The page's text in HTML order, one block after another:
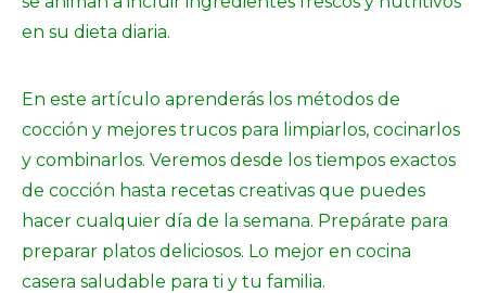
en su dieta diaria.
En este artículo aprenderás los métodos de
cocción y mejores trucos para limpiarlos, cocinarlos
y combinarlos. Veremos desde los tiempos exactos
de cocción hasta recetas creativas que puedes
hacer cualquier día de la semana. Prepárate para
preparar platos deliciosos. Lo mejor en cocina
casera saludable para ti y tu familia.